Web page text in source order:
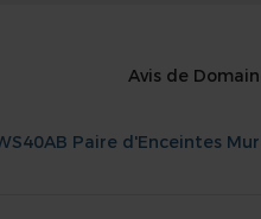
Avis de
Paire d'Enceintes